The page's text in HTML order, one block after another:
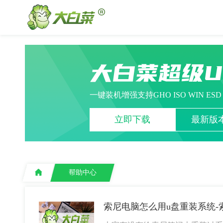
大白菜超级
一键装机增强支持GHO ISO WIN
立即下载 最新版
帮助中心